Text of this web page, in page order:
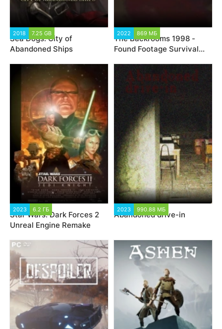
2018 7.25 GB
Sea Dogs: City of
Abandoned Ships
2022 869 МБ
The Backrooms 1998 -
Found Footage Survival
2023 6.2 ГБ
Star Wars: Dark Forces 2
Unreal Engine Remake
2023 990.88 МБ
Abandoned drive-in